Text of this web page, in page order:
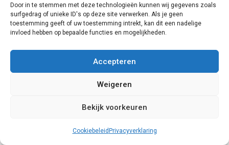
Door in te stemmen met deze technologieën kunnen wij gegevens zoals
surfgedrag of unieke ID's op deze site verwerken. Als je geen
toestemming geeft of uw toestemming intrekt, kan dit een nadelige
invloed hebben op bepaalde functies en mogelijkheden.
Accepteren
Weigeren
Bekijk voorkeuren
Cookiebeleid Privacyverklaring
aandacht willen brengen is Knipping. Dit